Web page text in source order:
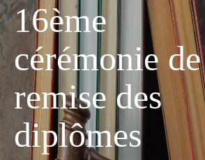
16ème
cérémonie de
remise des
diplômes